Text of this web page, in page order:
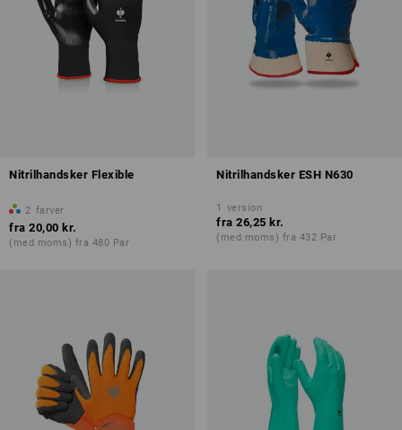
Nitrilhandsker Flexible
2 farver
fra 20,00 kr.
(med moms) fra 480 Par
Nitrilhandsker ESH N630
1 version
fra 26,25 kr.
(med moms) fra 432 Par